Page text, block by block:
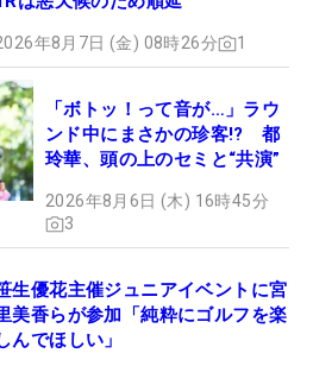
年8月7日 (金) 08時26分 1
「ボトッ！って音が…」ラウ
ンド中にまさかの珍客!? 都
玲華、頭の上のセミと“共演”
2026年8月6日 (木) 16時45分
3
生優花主催ジュニアイベントに宮
美香らが参加「純粋にゴルフを楽
んでほしい」